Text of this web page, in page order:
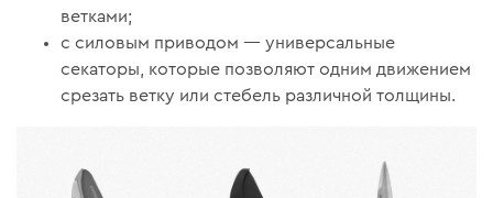
ветками;
с силовым приводом — универсальные
секаторы, которые позволяют одним движением
срезать ветку или стебель различной толщины.